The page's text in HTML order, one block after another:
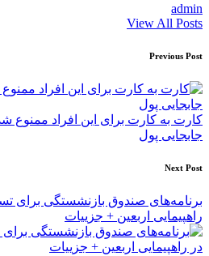
admin
View All Posts
Post
navigation
Previous Post
کارت به کارت برای این افراد ممنوع
جابجایی پول
Next Post
برنامه‌های صندوق بازنشستگی برای
راهپیمایی اربعین + جزییات